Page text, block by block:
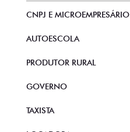
CNPJ E MICROEMPRESÁRIO
AUTOESCOLA
PRODUTOR RURAL
GOVERNO
TAXISTA